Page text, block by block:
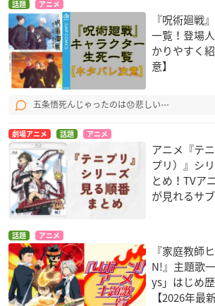
話題 アニメ
『呪術廻戦
一覧！登場
かりやすく
意】
五条悟死んじゃったのは😞悲しい⋯
劇場アニメ 話題 アニメ
アニメ『テ
プリ）』シ
とめ！TVア
が見れるサ
話題 アニメ
『家庭教師
N!』主題歌
ys」はじめ
【2026年最新